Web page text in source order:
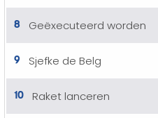
8 Geëxecuteerd worden
9 Sjefke de Belg
10 Raket lanceren